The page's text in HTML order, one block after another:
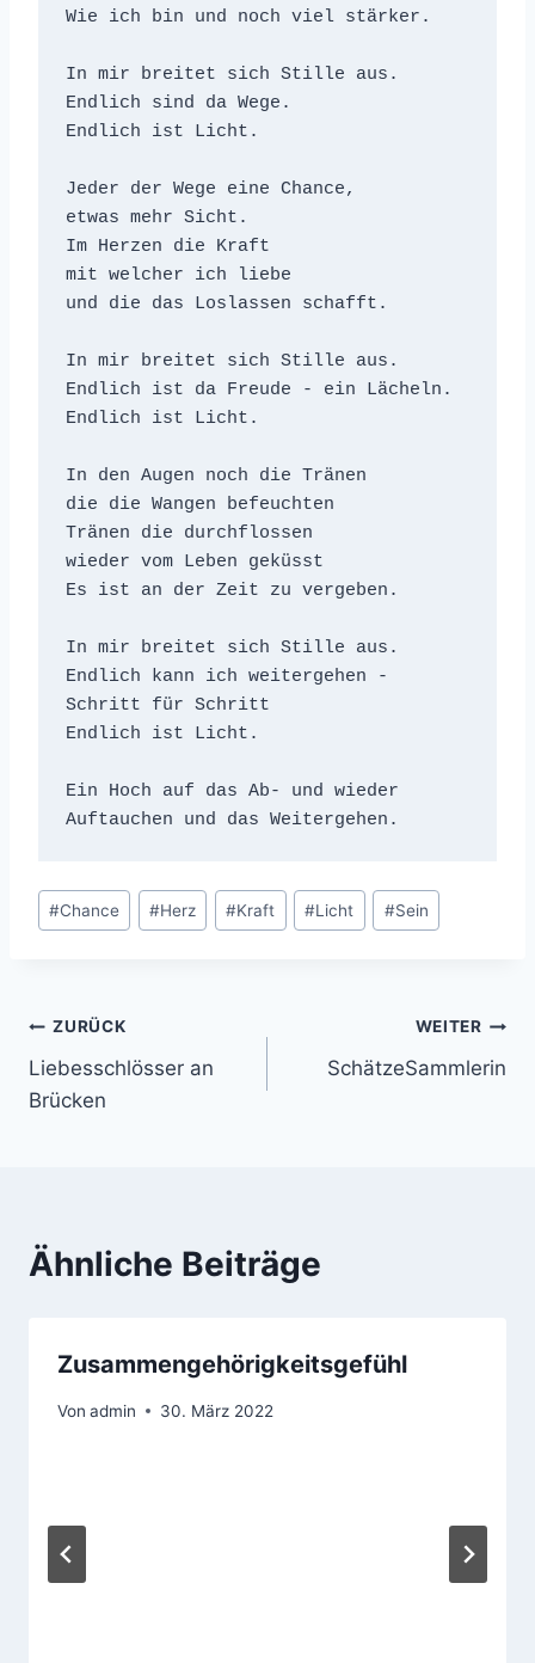
Wie ich bin und noch viel stärker.
In mir breitet sich Stille aus.
Endlich sind da Wege.
Endlich ist Licht.
Jeder der Wege eine Chance,
etwas mehr Sicht.
Im Herzen die Kraft
mit welcher ich liebe
und die das Loslassen schafft.
In mir breitet sich Stille aus.
Endlich ist da Freude - ein Lächeln.
Endlich ist Licht.
In den Augen noch die Tränen
die die Wangen befeuchten
Tränen die durchflossen
wieder vom Leben geküsst
Es ist an der Zeit zu vergeben.
In mir breitet sich Stille aus.
Endlich kann ich weitergehen -
Schritt für Schritt
Endlich ist Licht.
Ein Hoch auf das Ab- und wieder
Auftauchen und das Weitergehen.
Schlagworte:
#Chance #Herz #Kraft #Licht #Sein
Beitrags-
Navigation
ZURÜCK
Liebesschlösser an
Brücken
WEITER
SchätzeSammlerin
Ähnliche Beiträge
Zusammengehörigkeitsgefühl
Von admin 30. März 2022